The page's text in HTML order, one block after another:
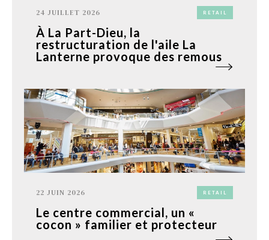
24 JUILLET 2026 RETAIL
À La Part-Dieu, la
restructuration de l'aile La
Lanterne provoque des remous
22 JUIN 2026 RETAIL
Le centre commercial, un «
cocon » familier et protecteur